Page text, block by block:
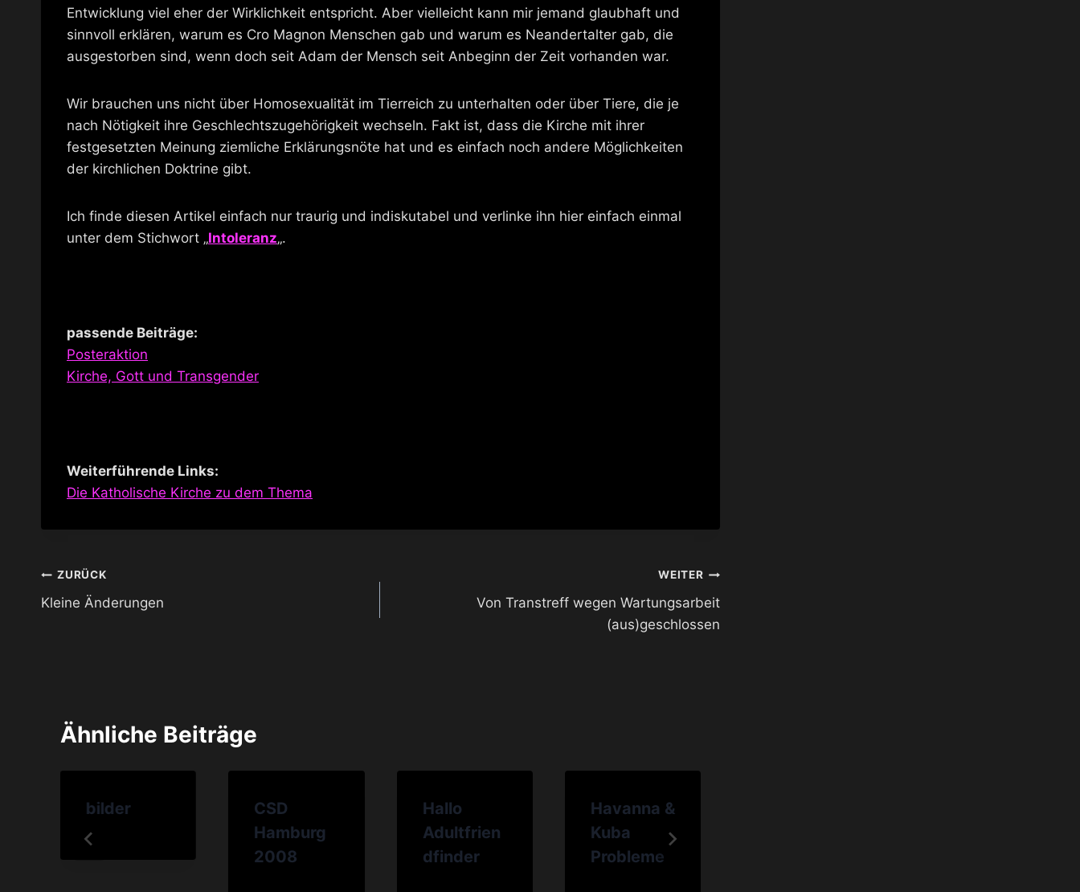
Entwicklung viel eher der Wirklichkeit entspricht. Aber vielleicht kann mir jemand glaubhaft und
sinnvoll erklären, warum es Cro Magnon Menschen gab und warum es Neandertalter gab, die
ausgestorben sind, wenn doch seit Adam der Mensch seit Anbeginn der Zeit vorhanden war.
Wir brauchen uns nicht über Homosexualität im Tierreich zu unterhalten oder über Tiere, die je
nach Nötigkeit ihre Geschlechtszugehörigkeit wechseln. Fakt ist, dass die Kirche mit ihrer
festgesetzten Meinung ziemliche Erklärungsnöte hat und es einfach noch andere Möglichkeiten
der kirchlichen Doktrine gibt.
Ich finde diesen Artikel einfach nur traurig und indiskutabel und verlinke ihn hier einfach einmal
unter dem Stichwort „Intoleranz„.
passende Beiträge:
Posteraktion
Kirche, Gott und Transgender
Weiterführende Links:
Die Katholische Kirche zu dem Thema
Beitragsnavigation
ZURÜCK
Kleine Änderungen
WEITER
Von Transtreff wegen Wartungsarbeit
(aus)geschlossen
Ähnliche Beiträge
bilder
CSD
Hamburg
2008
Hallo
Adultfrien
dfinder
Havanna &
Kuba
Probleme